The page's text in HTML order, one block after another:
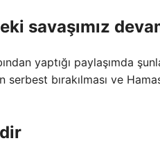
savaşımız
yaptığı paylaşımda
bırakılması ve